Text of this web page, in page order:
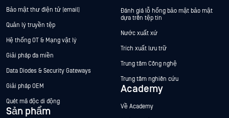
Bảo mật thư điện tử (email)
Quản lý truyền tệp
Hệ thống OT & Mạng vật lý
Giải pháp đa miền
Data Diodes & Security Gateways
Giải pháp OEM
Quét mã độc di động
Sản phẩm
Đánh giá lỗ hổng bảo mật bảo mật
dựa trên tệp tin
Nước xuất xứ
Trích xuất lưu trữ
Trung tâm Công nghệ
Trung tâm nghiên cứu
Academy
Về Academy